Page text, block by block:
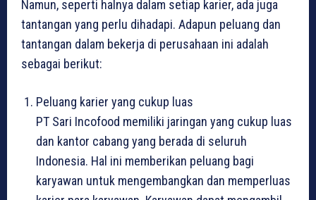
Namun, seperti halnya dalam setiap karier, ada juga
tantangan yang perlu dihadapi. Adapun peluang dan
tantangan dalam bekerja di perusahaan ini adalah
sebagai berikut:
Peluang karier yang cukup luas
PT Sari Incofood memiliki jaringan yang cukup luas
dan kantor cabang yang berada di seluruh
Indonesia. Hal ini memberikan peluang bagi
karyawan untuk mengembangkan dan memperluas